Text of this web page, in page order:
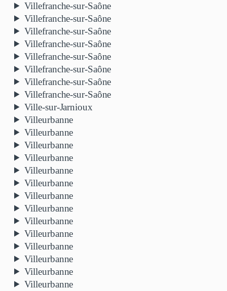
Villefranche-sur-Saône
Villefranche-sur-Saône
Villefranche-sur-Saône
Villefranche-sur-Saône
Villefranche-sur-Saône
Villefranche-sur-Saône
Villefranche-sur-Saône
Villefranche-sur-Saône
Ville-sur-Jarnioux
Villeurbanne
Villeurbanne
Villeurbanne
Villeurbanne
Villeurbanne
Villeurbanne
Villeurbanne
Villeurbanne
Villeurbanne
Villeurbanne
Villeurbanne
Villeurbanne
Villeurbanne
Villeurbanne